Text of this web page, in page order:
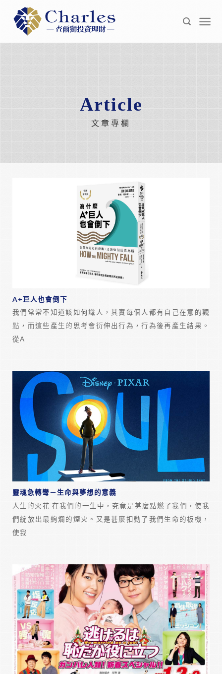
content
Article
文章專欄
A+巨人也會倒下
我們常常不知道該如何識人，其實每個人都有自己在意的觀
點，而這些產生的思考會衍伸出行為，行為後再產生結果。
從A
靈魂急轉彎－生命與夢想的意義
人生的火花 在我們的一生中，究竟是甚麼點燃了我們，使我
們綻放出最絢爛的煙火。又是甚麼扣動了我們生命的板機，
使我